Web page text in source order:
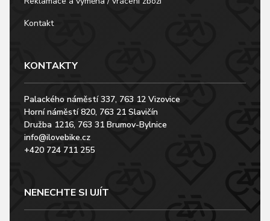
Kontakt
KONTAKTY
Palackého náměstí 337, 763 12 Vizovice
Horní náměstí 820, 763 21 Slavičín
Družba 1216, 763 31 Brumov-Bylnice
info@ilovebike.cz
+420 724 711 255
NENECHTE SI UJÍT